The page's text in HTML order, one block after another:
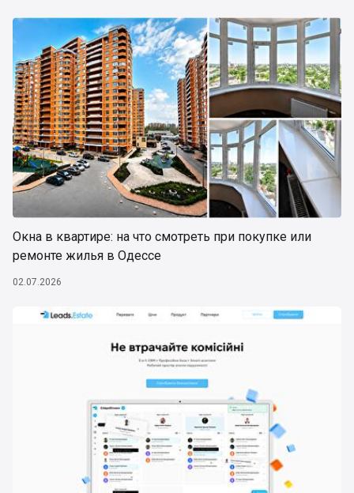
Окна в квартире: на что смотреть при покупке или
ремонте жилья в Одессе
02.07.2026